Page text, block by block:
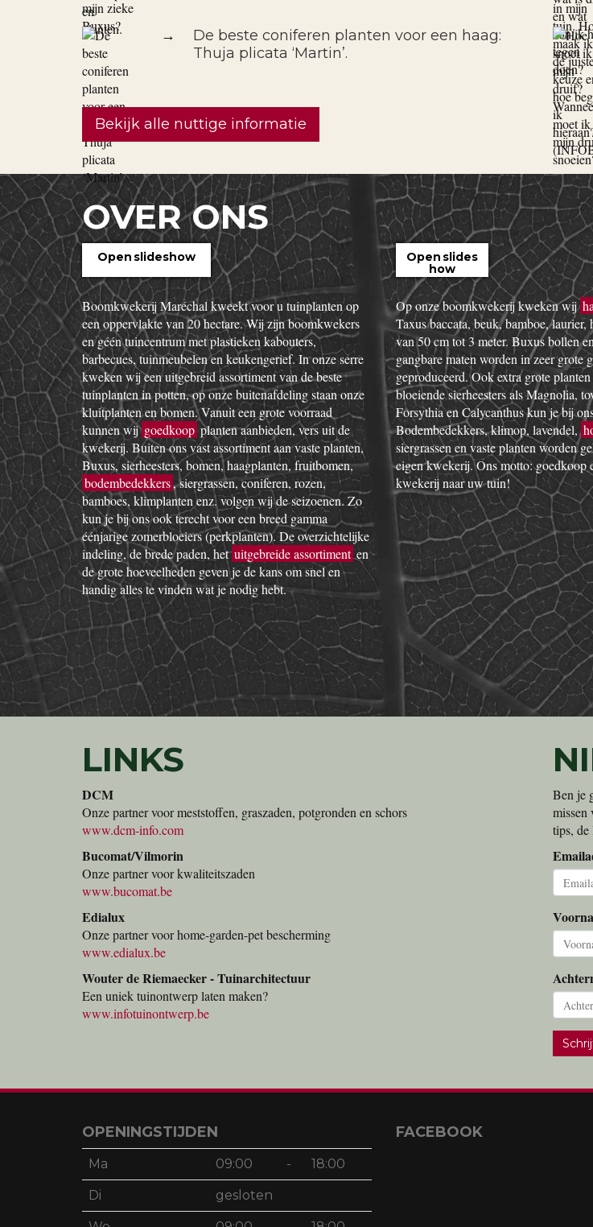
→
De beste coniferen planten voor een haag:
Thuja plicata ‘Martin’.
Bekijk alle nuttige informatie
OVER ONS
Open slideshow
Boomkwekerij Maréchal kweekt voor u tuinplanten op
een oppervlakte van 20 hectare. Wij zijn boomkwekers
en géén tuincentrum met plastieken kabouters,
barbecues, tuinmeubelen en keukengerief. In onze serre
kweken wij een uitgebreid assortiment van de beste
tuinplanten in potten, op onze buitenafdeling staan onze
kluitplanten en bomen. Vanuit een grote voorraad
kunnen wijgoedkoopplanten aanbieden, vers uit de
kwekerij. Buiten ons vast assortiment aan vaste planten,
Buxus, sierheesters, bomen, haagplanten, fruitbomen,
bodembedekkers, siergrassen, coniferen, rozen,
bamboes, klimplanten enz. volgen wij de seizoenen. Zo
kun je bij ons ook terecht voor een breed gamma
éénjarige zomerbloeiers (perkplanten). De overzichtelijke
indeling, de brede paden, hetuitgebreide assortiment en
de grote hoeveelheden geven je de kans om snel en
handig alles te vinden wat je nodig hebt.
Open slides
how
Op onze boomkwekerij kweken wij
Taxus baccata, beuk, bamboe, laurier,
van 50 cm tot 3 meter. Buxus bollen
gangbare maten worden in zeer grote
geproduceerd. Ook extra grote
bloeiende sierheesters als Magnolia,
Forsythia en Calycanthus kun je bij
Bodembedekkers, klimop, lavendel,
siergrassen en vaste planten worden
eigen kwekerij. Ons motto: goedkoop
kwekerij naar uw tuin!
LINKS
DCM
Onze partner voor meststoffen, graszaden, potgronden en schors
www.dcm-info.com
Bucomat/Vilmorin
Onze partner voor kwaliteitszaden
www.bucomat.be
Edialux
Onze partner voor home-garden-pet bescherming
www.edialux.be
Wouter de Riemaecker - Tuinarchitectuur
Een uniek tuinontwerp laten maken?
www.infotuinontwerp.be
Ben je
missen
tips, de
OPENINGSTIJDEN
Ma 09:00 - 18:00
Di gesloten
FACEBOOK